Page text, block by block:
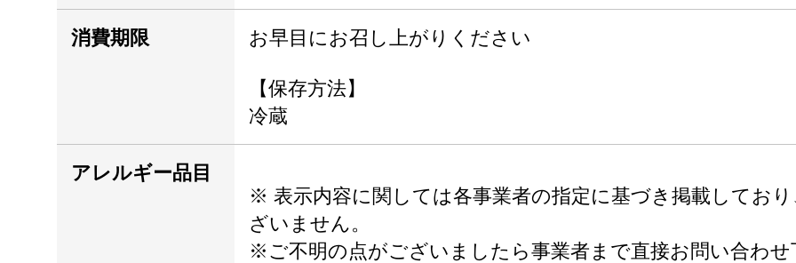
消費期限 お早目にお召し上がりください
【保存方法】
冷蔵
アレルギー品目
※ 表示内容に関しては各事業者の指定に基づき掲載してお
ざいません。
※ご不明の点がございましたら事業者まで直接お問い合わせ